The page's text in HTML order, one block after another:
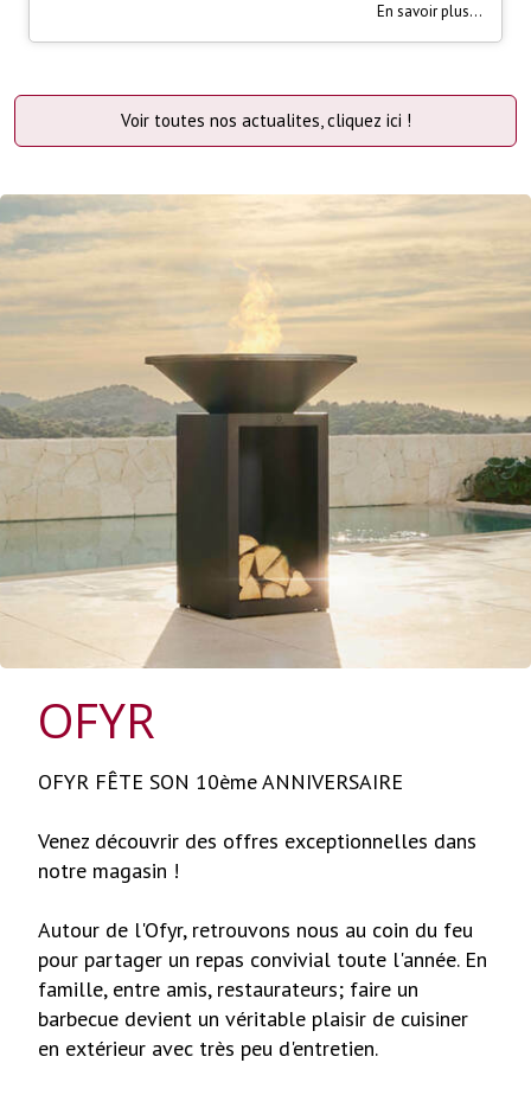
En savoir plus...
Voir toutes nos actualites, cliquez ici !
OFYR
OFYR FÊTE SON 10ème ANNIVERSAIRE
Venez découvrir des offres exceptionnelles dans
notre magasin !
Autour de l'Ofyr, retrouvons nous au coin du feu
pour partager un repas convivial toute l'année. En
famille, entre amis, restaurateurs; faire un
barbecue devient un véritable plaisir de cuisiner
en extérieur avec très peu d'entretien.